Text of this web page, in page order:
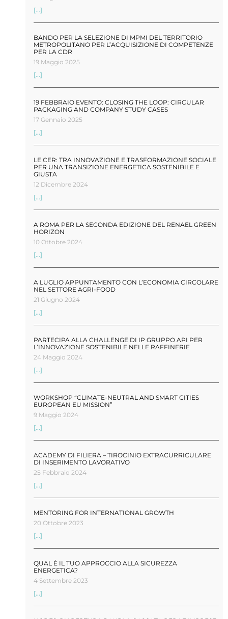
[...]
BANDO PER LA SELEZIONE DI MPMI DEL TERRITORIO
METROPOLITANO PER L’ACQUISIZIONE DI COMPETENZE
PER LA CDR
19 Maggio 2025
[...]
19 FEBBRAIO EVENTO: CLOSING THE LOOP: CIRCULAR
PACKAGING AND COMPANY STUDY CASES
17 Gennaio 2025
[...]
LE CER: TRA INNOVAZIONE E TRASFORMAZIONE SOCIALE
PER UNA TRANSIZIONE ENERGETICA SOSTENIBILE E
GIUSTA
12 Dicembre 2024
[...]
A ROMA PER LA SECONDA EDIZIONE DEL RENAEL GREEN
HORIZON
10 Ottobre 2024
[...]
A LUGLIO APPUNTAMENTO CON L’ECONOMIA CIRCOLARE
NEL SETTORE AGRI-FOOD
21 Giugno 2024
[...]
PARTECIPA ALLA CHALLENGE DI IP GRUPPO API PER
L’INNOVAZIONE SOSTENIBILE NELLE RAFFINERIE
24 Maggio 2024
[...]
WORKSHOP “CLIMATE-NEUTRAL AND SMART CITIES
EUROPEAN EU MISSION”
9 Maggio 2024
[...]
ACADEMY DI FILIERA – TIROCINIO EXTRACURRICULARE
DI INSERIMENTO LAVORATIVO
25 Febbraio 2024
[...]
MENTORING FOR INTERNATIONAL GROWTH
20 Ottobre 2023
[...]
QUAL È IL TUO APPROCCIO ALLA SICUREZZA
ENERGETICA?
4 Settembre 2023
[...]